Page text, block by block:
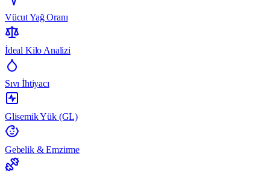
Vücut Yağ Oranı
İdeal Kilo Analizi
Sıvı İhtiyacı
Glisemik Yük (GL)
Gebelik & Emzirme